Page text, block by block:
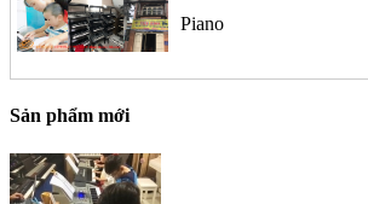
Piano
Sản phẩm mới